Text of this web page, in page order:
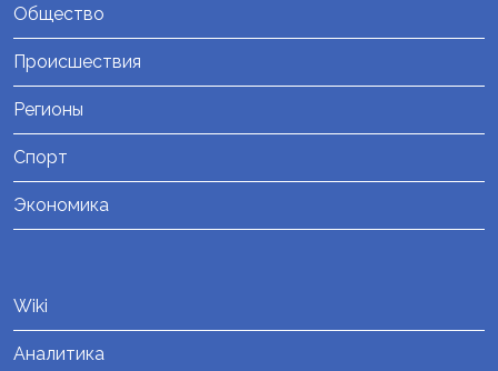
Общество
Происшествия
Регионы
Спорт
Экономика
Wiki
Аналитика